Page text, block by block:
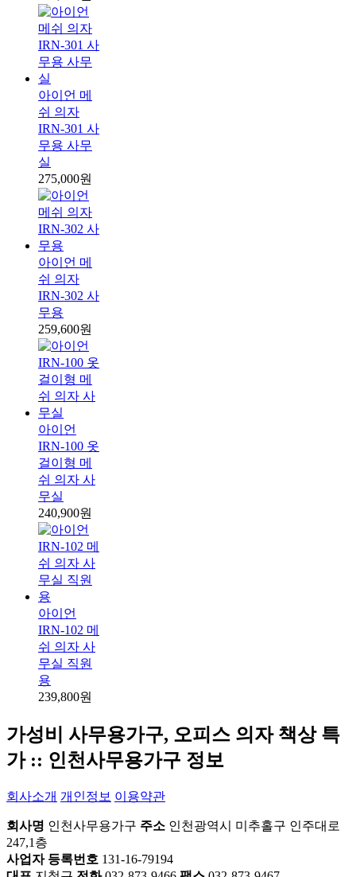
아이언 메
쉬 의자
IRN-301 사
무용 사무
실
275,000원
아이언 메
쉬 의자
IRN-302 사
무용
259,600원
아이언
IRN-100 옷
걸이형 메
쉬 의자 사
무실
240,900원
아이언
IRN-102 메
쉬 의자 사
무실 직원
용
239,800원
가성비 사무용가구, 오피스 의자 책상 특
가 :: 인천사무용가구 정보
회사소개 개인정보 이용약관
회사명 인천사무용가구 주소 인천광역시 미추홀구 인주대로
247,1층
사업자 등록번호 131-16-79194